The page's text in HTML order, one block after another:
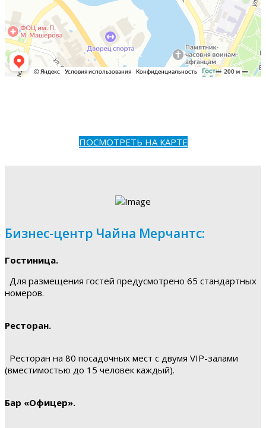
ПОСМОТРЕТЬ НА КАРТЕ
Бизнес-центр Чайна Мерчантс:
Гостиница.
Для размещения гостей предусмотрено 65 стандартных
номеров.
Ресторан.
Ресторан на 80 посадочных мест с двумя VIP-залами
(вместимостью до 15 человек каждый).
Бар «Офицер».